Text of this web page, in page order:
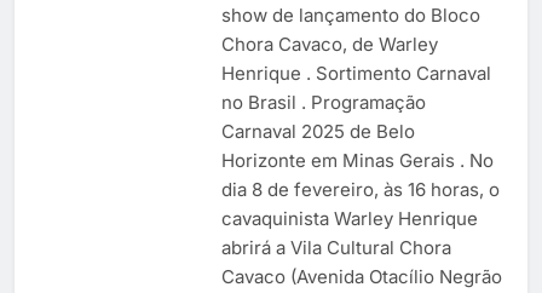
show de lançamento do Bloco
Chora Cavaco, de Warley
Henrique . Sortimento Carnaval
no Brasil . Programação
Carnaval 2025 de Belo
Horizonte em Minas Gerais . No
dia 8 de fevereiro, às 16 horas, o
cavaquinista Warley Henrique
abrirá a Vila Cultural Chora
Cavaco (Avenida Otacílio Negrão